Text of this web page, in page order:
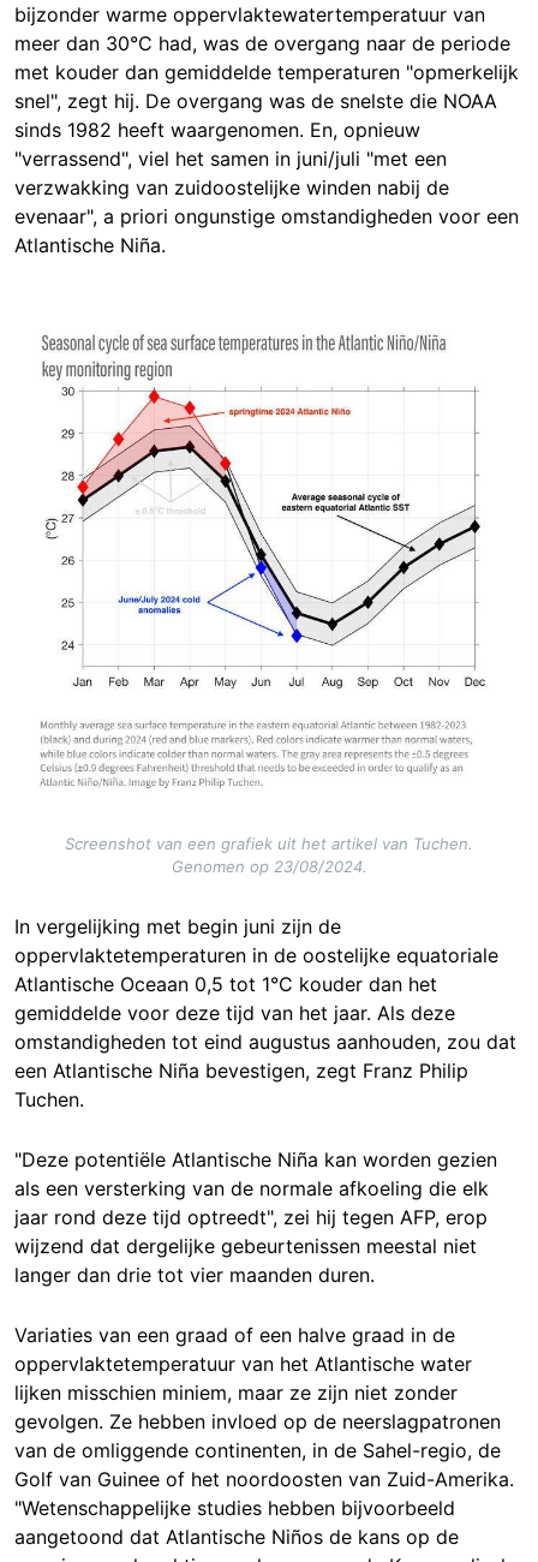
bijzonder warme oppervlaktewatertemperatuur van
meer dan 30°C had, was de overgang naar de periode
met kouder dan gemiddelde temperaturen "opmerkelijk
snel", zegt hij. De overgang was de snelste die NOAA
sinds 1982 heeft waargenomen. En, opnieuw
"verrassend", viel het samen in juni/juli "met een
verzwakking van zuidoostelijke winden nabij de
evenaar", a priori ongunstige omstandigheden voor een
Atlantische Niña.
Image
Screenshot van een grafiek uit het artikel van Tuchen.
Genomen op 23/08/2024.
In vergelijking met begin juni zijn de
oppervlaktetemperaturen in de oostelijke equatoriale
Atlantische Oceaan 0,5 tot 1°C kouder dan het
gemiddelde voor deze tijd van het jaar. Als deze
omstandigheden tot eind augustus aanhouden, zou dat
een Atlantische Niña bevestigen, zegt Franz Philip
Tuchen.
"Deze potentiële Atlantische Niña kan worden gezien
als een versterking van de normale afkoeling die elk
jaar rond deze tijd optreedt", zei hij tegen AFP, erop
wijzend dat dergelijke gebeurtenissen meestal niet
langer dan drie tot vier maanden duren.
Variaties van een graad of een halve graad in de
oppervlaktetemperatuur van het Atlantische water
lijken misschien miniem, maar ze zijn niet zonder
gevolgen. Ze hebben invloed op de neerslagpatronen
van de omliggende continenten, in de Sahel-regio, de
Golf van Guinee of het noordoosten van Zuid-Amerika.
"Wetenschappelijke studies hebben bijvoorbeeld
aangetoond dat Atlantische Niños de kans op de